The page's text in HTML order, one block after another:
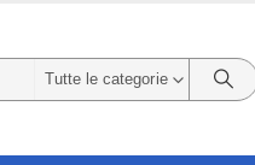
Tutte le categorie